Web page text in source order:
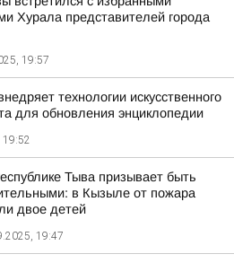
Хурала представителей города
19:57
технологии искусственного
для обновления энциклопедии
19:52
Тыва призывает быть
в Кызыле от пожара
двое детей
19:47